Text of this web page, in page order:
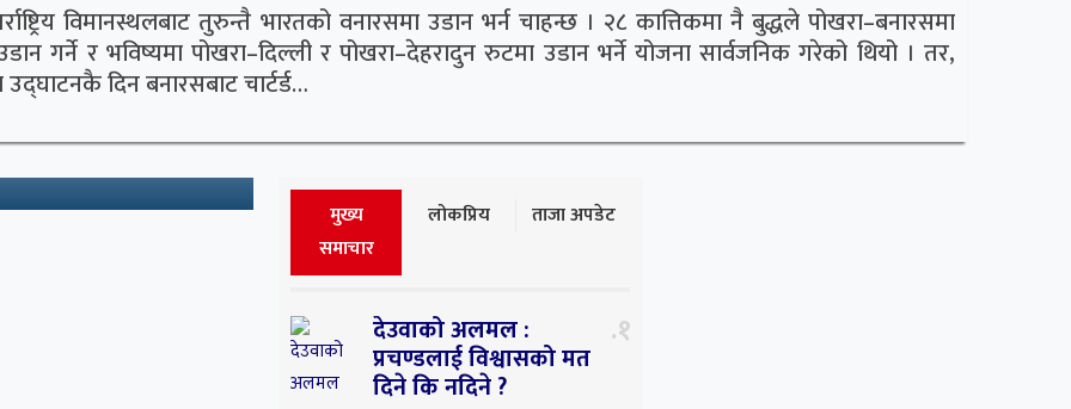
विमानस्थलबाट तुरुन्तै भारतको वनारसमा उडान भर्न चाहन्छ । २८ कात्तिकमा नै बुद्धले पोखरा–बनारसमा
गर्ने र भविष्यमा पोखरा–दिल्ली र पोखरा–देहरादुन रुटमा उडान भर्ने योजना सार्वजनिक गरेको थियो । तर,
दिन बनारसबाट चार्टर्ड…
छ । विद्युत आपूर्तिमा
गृहमन्त्रीको नागरिकता ‘दुरुपयोग’ बारे अनुसन्धान गर्न
आलटाल
पप्रधान एवं गृहमन्त्री रवि लामिछानेले नेपाली नागरिकता दुरुपयोग गरेको उजुरी जिल्ला प्रहरी
मुख्य
समाचार
लोकप्रिय ताजा अपडेट
देउवाको अलमल :
प्रचण्डलाई विश्वासको मत
दिने कि नदिने ?
१